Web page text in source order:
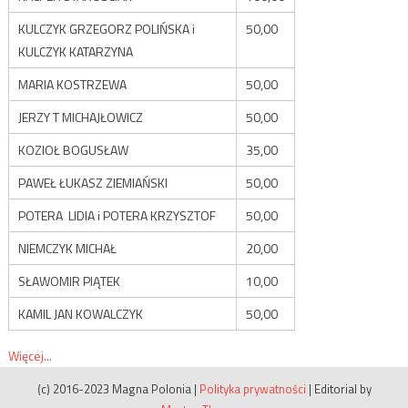
KULCZYK GRZEGORZ POLIŃSKA i
KULCZYK KATARZYNA
50,00
MARIA KOSTRZEWA
50,00
JERZY T MICHAJŁOWICZ
50,00
KOZIOŁ BOGUSŁAW
35,00
PAWEŁ ŁUKASZ ZIEMIAŃSKI
50,00
POTERA LIDIA i POTERA KRZYSZTOF
50,00
NIEMCZYK MICHAŁ
20,00
SŁAWOMIR PIĄTEK
10,00
KAMIL JAN KOWALCZYK
50,00
Więcej...
(c) 2016-2023 Magna Polonia | Polityka prywatności | Editorial by